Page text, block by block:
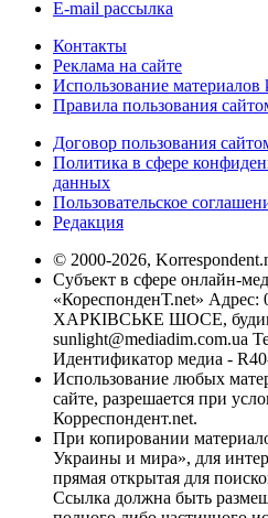
E-mail рассылка
Контакты
Реклама на сайте
Использование материалов
Правила пользования
Договор пользования
Политика в сфере
данных
Пользовательское
Редакция
© 2000-2026,
Субъект в сфере онлайн-
«КореспонденТ.net» Адрес:
ХАРКІВСЬКЕ ШОСЕ,
sunlight@mediadim.com.ua
Идентификатор медиа -
Использование любых
сайте, разрешается при
Корреспондент.net.
При копировании
Украины и мира», для
прямая открытая для
Ссылка должна быть